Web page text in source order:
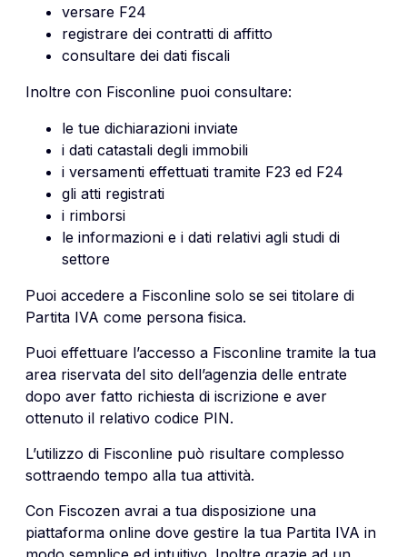
versare F24
registrare dei contratti di affitto
consultare dei dati fiscali
Inoltre con Fisconline puoi consultare:
le tue dichiarazioni inviate
i dati catastali degli immobili
i versamenti effettuati tramite F23 ed F24
gli atti registrati
i rimborsi
le informazioni e i dati relativi agli studi di
settore
Puoi accedere a Fisconline solo se sei titolare di
Partita IVA come persona fisica.
Puoi effettuare l’accesso a Fisconline tramite la tua
area riservata del sito dell’agenzia delle entrate
dopo aver fatto richiesta di iscrizione e aver
ottenuto il relativo codice PIN.
L’utilizzo di Fisconline può risultare complesso
sottraendo tempo alla tua attività.
Con Fiscozen avrai a tua disposizione una
piattaforma online dove gestire la tua Partita IVA in